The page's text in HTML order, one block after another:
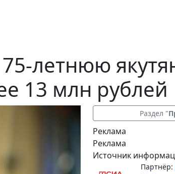
летнюю
13 млн рублей
Раздел "
Реклама
Реклама
Источник
Партнёр: